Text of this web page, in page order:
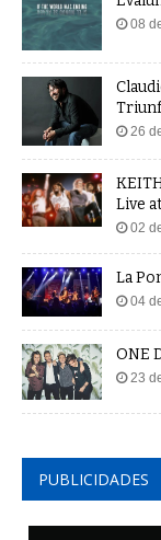
08
26
Live
02
La
04
ONE
23
PUBLICIDADES